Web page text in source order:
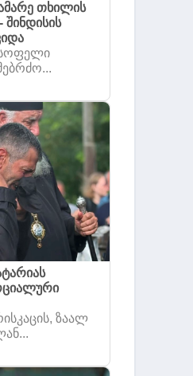
თხილის
სოფელი
ზაალ